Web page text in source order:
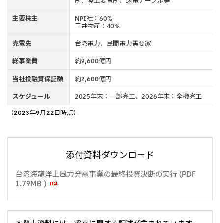
三井物産モスクワ有限会社
アジア
アジア・大洋州三井物産株式会社
タイ国三井物産株式会社
インドネシア 三井物産株式会社
韓国三井物産株式会社
三井物産（上海）貿易有限公司
三井物産（広東）貿易有限公司
三井物産（香港）有限公司
台湾三井物産股份有限公司
主要株主
NPI社：60%
三井物産：40%
売電先
台湾電力、民間電力需要家
総事業費
約9,600億円
当社投融資保証額
約2,600億円
スケジュール
2025年末：一部完工、2026年末：全機完工
（2023年9月22日時点）
添付資料ダウンロード
台湾海龍洋上風力発電事業の最終投資決断の実行 (PDF
1.79MB )